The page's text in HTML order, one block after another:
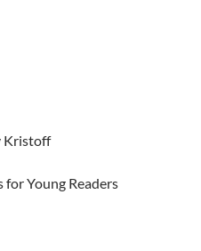
Kristoff
for Young Readers